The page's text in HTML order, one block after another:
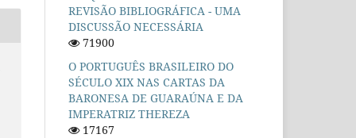
REVISÃO BIBLIOGRÁFICA - UMA
DISCUSSÃO NECESSÁRIA
71900
O PORTUGUÊS BRASILEIRO DO
SÉCULO XIX NAS CARTAS DA
BARONESA DE GUARAÚNA E DA
IMPERATRIZ THEREZA
17167